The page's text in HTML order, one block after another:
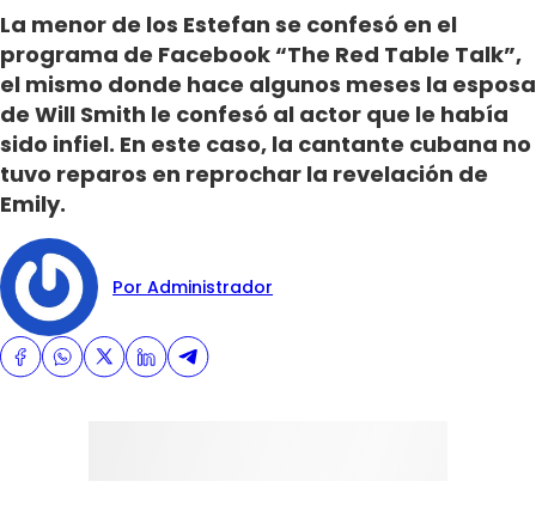
La menor de los Estefan se confesó en el
programa de Facebook “The Red Table Talk”,
el mismo donde hace algunos meses la esposa
de Will Smith le confesó al actor que le había
sido infiel. En este caso, la cantante cubana no
tuvo reparos en reprochar la revelación de
Emily.
Por Administrador